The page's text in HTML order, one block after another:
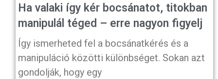
Ha valaki így kér bocsánatot, titokban
manipulál téged – erre nagyon figyelj
Így ismerheted fel a bocsánatkérés és a
manipuláció közötti különbséget. Sokan azt
gondolják, hogy egy